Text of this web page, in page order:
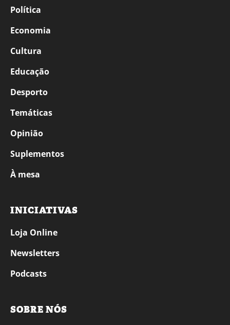
Política
Economia
Cultura
Educação
Desporto
Temáticas
Opinião
Suplementos
À mesa
INICIATIVAS
Loja Online
Newsletters
Podcasts
SOBRE NÓS